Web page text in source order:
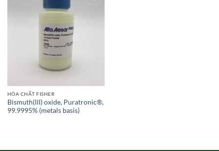
HÓA CHẤT FISHER
Bismuth(III) oxide, Puratronic®,
99.9995% (metals basis)